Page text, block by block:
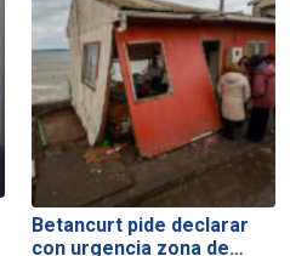
Betancurt pide declarar
con urgencia zona de…